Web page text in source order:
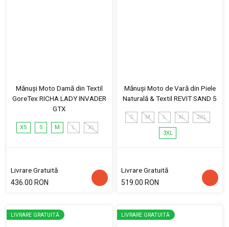
Mănuși Moto Damă din Textil
GoreTex RICHA LADY INVADER
GTX
XS S M L XL
Livrare Gratuită
436.00 RON
Mănuși Moto de Vară din Piele
Naturală & Textil REVIT SAND 5
S M L XL 2XL
3XL
Livrare Gratuită
519.00 RON
LIVRARE GRATUITĂ LIVRARE GRATUITĂ